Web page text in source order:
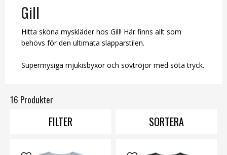
Gill
Hitta sköna myskläder hos Gill! Här finns allt som
behövs för den ultimata slapparstilen.
Supermysiga mjukisbyxor och sovtröjor med söta tryck.
16 Produkter
FILTER SORTERA